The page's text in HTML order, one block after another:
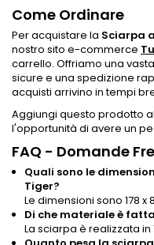
Come Ordinare
Per acquistare la Sciarpa
nostro sito e-commerce
carrello. Offriamo una
sicure e una spedizione
acquisti arrivino in tempi
Aggiungi questo prodotto
l'opportunità di avere un
FAQ - Domande
Quali sono le
Tiger?
Le dimensioni sono 178 x
Di che materiale è
La sciarpa è realizzata in